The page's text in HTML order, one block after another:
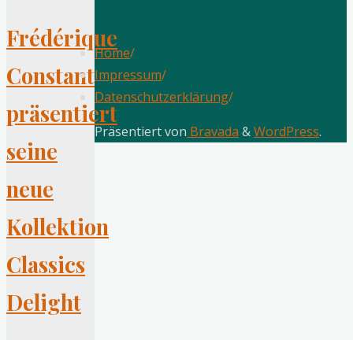
Frédérique
Constant
präsentiert
seine
neue
Kollektion
Classics
Delight
Home/
Impressum/
Datenschutzerklärung/
Präsentiert von Bravada &WordPress.